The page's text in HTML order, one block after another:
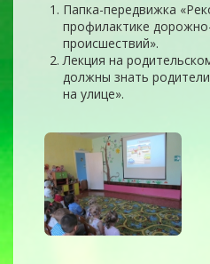
Папка-передвижка
профилактике
происшествий».
Лекция на
должны знать
на улице».